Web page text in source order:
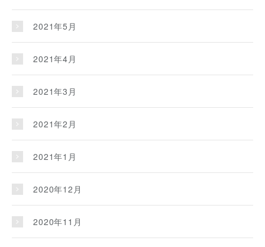
2021年5月
2021年4月
2021年3月
2021年2月
2021年1月
2020年12月
2020年11月